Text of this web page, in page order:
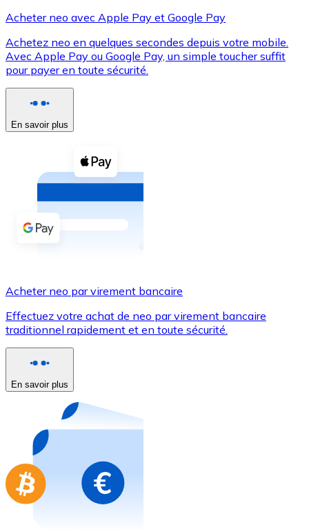
XRP
XRP
Voir toutes
Coupons crypto
Achetez des cryptomonnaies en espèces et d'autres
Acheter avec espèces
Virement SEPA
Utilisez les cartes Visa et Mastercard pour acheter
Acheter avec carte
Nouveau
Achetez des cartes-cadeaux de vos marques
Aller à la boutique de cartes-cadeaux
Acheter neo avec Apple Pay et Google Pay
Achetez neo en quelques secondes depuis votre mobile.
Avec Apple Pay ou Google Pay, un simple toucher suffit
pour payer en toute sécurité.
En savoir plus
Acheter neo par virement bancaire
Effectuez votre achat de neo par virement bancaire
traditionnel rapidement et en toute sécurité.
En savoir plus